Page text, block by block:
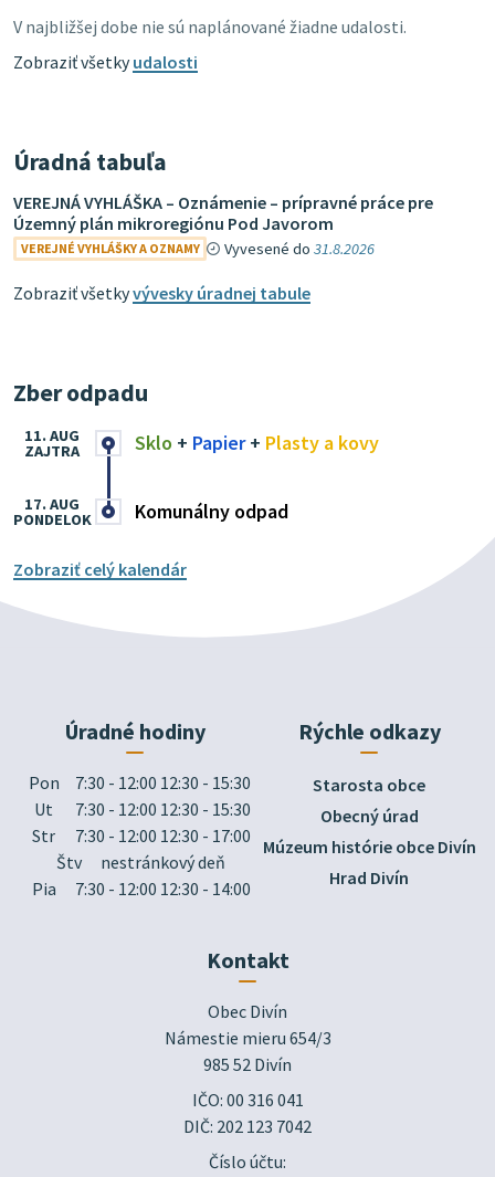
V najbližšej dobe nie sú naplánované žiadne udalosti.
Zobraziť všetkyudalosti
Úradná tabuľa
VEREJNÁ VYHLÁŠKA – Oznámenie – prípravné práce pre
Územný plán mikroregiónu Pod Javorom
VEREJNÉ VYHLÁŠKY A OZNAMY Vyvesené do31.8.2026
Zobraziť všetkyvývesky úradnej tabule
Zber odpadu
Sklo + Papier+ Plasty a kovy
11. AUG
ZAJTRA
Komunálny odpad
17. AUG
PONDELOK
Zobraziť celý kalendár
Úradné hodiny
Pon
7:30 - 12:00 12:30 - 15:30
Ut
7:30 - 12:00 12:30 - 15:30
Str
7:30 - 12:00 12:30 - 17:00
Štv
nestránkový deň
Pia
7:30 - 12:00 12:30 - 14:00
Rýchle odkazy
Starosta obce
Obecný úrad
Múzeum histórie obce Divín
Hrad Divín
Kontakt
Obec Divín
Námestie mieru 654/3
985 52 Divín
IČO: 00 316 041
DIČ: 202 123 7042
Číslo účtu: